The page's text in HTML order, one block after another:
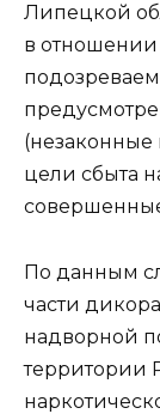
Липецкой
в отношении
(незаконные
цели сбыта
По данным
части
надворной
территории